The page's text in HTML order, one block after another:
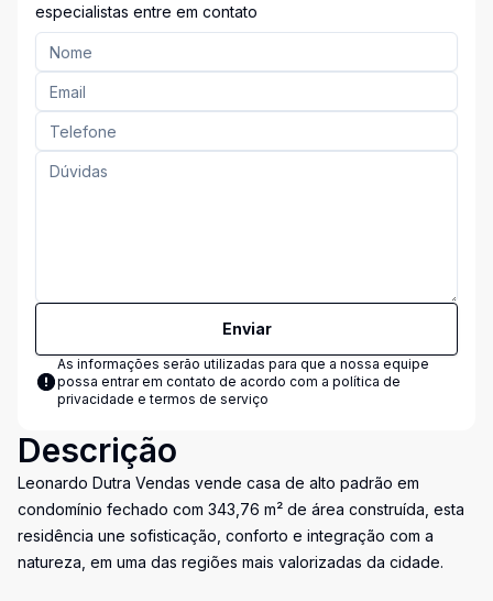
especialistas entre em contato
Enviar
As informações serão utilizadas para que a nossa equipe
possa entrar em contato de acordo com a política de
privacidade e termos de serviço
Descrição
Leonardo Dutra Vendas vende casa de alto padrão em
condomínio fechado com 343,76 m² de área construída, esta
residência une sofisticação, conforto e integração com a
natureza, em uma das regiões mais valorizadas da cidade.